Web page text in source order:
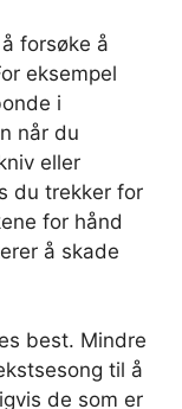
forsøke å
eksempel
i
når du
eller
du trekker for
for hånd
å skade
best. Mindre
til å
de som er